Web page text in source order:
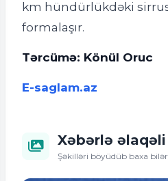
km hündürlükdəki
formalaşır.
Tərcümə: Könül Oruc
E-saglam.az
Xəbərlə
Şəkilləri böyüdüb baxa